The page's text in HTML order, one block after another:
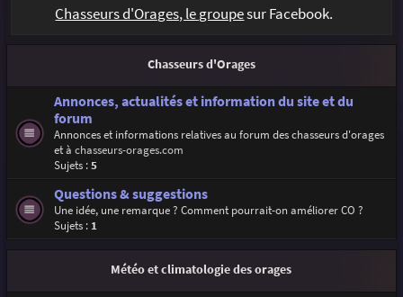
r
Chasseurs d'Orages, le groupesur Facebook.
Chasseurs d'Orages
Annonces, actualités et information du site et du
forum
Annonces et informations relatives au forum des chasseurs d'orages
et à chasseurs-orages.com
Sujets :5
Questions & suggestions
Une idée, une remarque ? Comment pourrait-on améliorer CO ?
Sujets : 1
Météo et climatologie des orages